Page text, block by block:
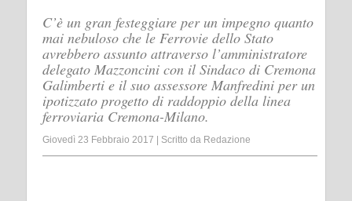
C’è un gran festeggiare per un impegno quanto
mai nebuloso che le Ferrovie dello Stato
avrebbero assunto attraverso l’amministratore
delegato Mazzoncini con il Sindaco di Cremona
Galimberti e il suo assessore Manfredini per un
ipotizzato progetto di raddoppio della linea
ferroviaria Cremona-Milano.
Giovedì 23 Febbraio 2017 Scritto da Redazione